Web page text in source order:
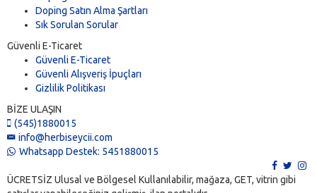
Doping Satın Alma Şartları
Sık Sorulan Sorular
Güvenli E-Ticaret
Güvenli E-Ticaret
Güvenli Alışveriş İpuçları
Gizlilik Politikası
BİZE ULAŞIN
(545)1880015
info@herbiseycii.com
Whatsapp Destek: 5451880015
ÜCRETSİZ Ulusal ve Bölgesel Kullanılabilir, mağaza, GET, vitrin gibi